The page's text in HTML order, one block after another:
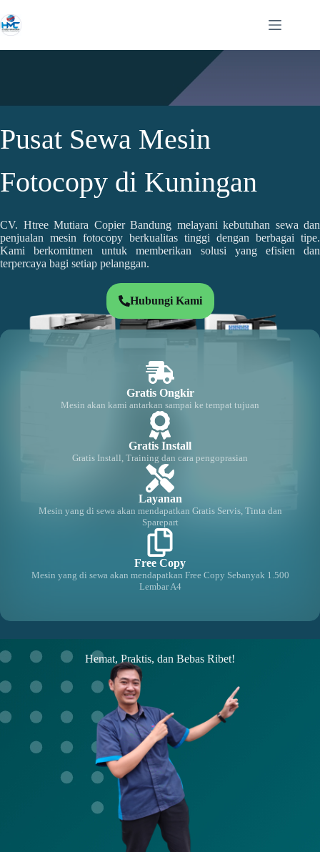
Pusat Sewa Mesin
Fotocopy di Kuningan
CV. Htree Mutiara Copier Bandung melayani kebutuhan sewa dan
penjualan mesin fotocopy berkualitas tinggi dengan berbagai tipe.
Kami berkomitmen untuk memberikan solusi yang efisien dan
terpercaya bagi setiap pelanggan.
Hubungi Kami
Gratis Ongkir
Mesin akan kami antarkan sampai ke tempat tujuan
Gratis Install
Gratis Install, Training dan cara pengoprasian
Layanan
Mesin yang di sewa akan mendapatkan Gratis Servis, Tinta dan
Sparepart
Free Copy
Mesin yang di sewa akan mendapatkan Free Copy Sebanyak 1.500
Lembar A4
Hemat, Praktis, dan Bebas Ribet!